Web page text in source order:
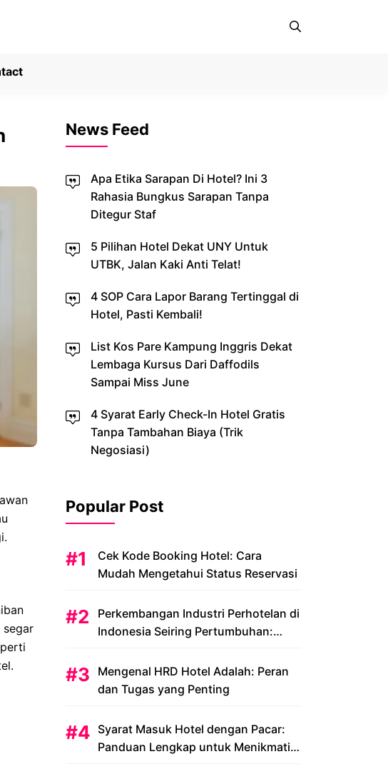
segar
News Feed
Apa Etika Sarapan Di Hotel? Ini 3
Rahasia Bungkus Sarapan Tanpa
Ditegur Staf
5 Pilihan Hotel Dekat UNY Untuk
UTBK, Jalan Kaki Anti Telat!
4 SOP Cara Lapor Barang Tertinggal di
Hotel, Pasti Kembali!
List Kos Pare Kampung Inggris Dekat
Lembaga Kursus Dari Daffodils
Sampai Miss June
4 Syarat Early Check-In Hotel Gratis
Tanpa Tambahan Biaya (Trik
Negosiasi)
Popular Post
Cek Kode Booking Hotel: Cara
Mudah Mengetahui Status Reservasi
Perkembangan Industri Perhotelan di
Indonesia Seiring Pertumbuhan:
Mengenal HRD Hotel Adalah: Peran
dan Tugas yang Penting
Syarat Masuk Hotel dengan Pacar:
Panduan Lengkap untuk Menikmati